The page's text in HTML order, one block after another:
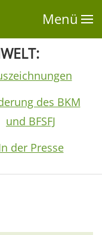
Menü
des BKM
und BFSFJ
der Presse